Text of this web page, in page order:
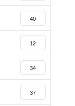
40
12
34
37